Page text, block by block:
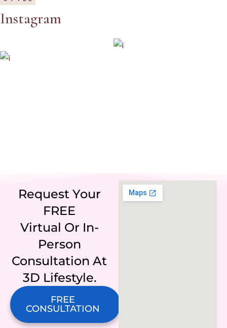
Instagram
Request Your
FREE
Virtual Or In-
Person
Consultation At
3D Lifestyle.
FREE
CONSULTATION